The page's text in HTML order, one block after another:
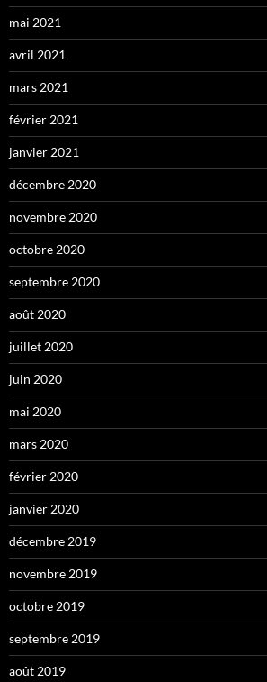
mai 2021
avril 2021
mars 2021
février 2021
janvier 2021
décembre 2020
novembre 2020
octobre 2020
septembre 2020
août 2020
juillet 2020
juin 2020
mai 2020
mars 2020
février 2020
janvier 2020
décembre 2019
novembre 2019
octobre 2019
septembre 2019
août 2019